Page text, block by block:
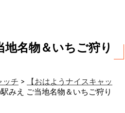
地名物＆いちご狩り
ッチ >
【おはようナイスキャッ
みえ ご当地名物＆いちご狩り